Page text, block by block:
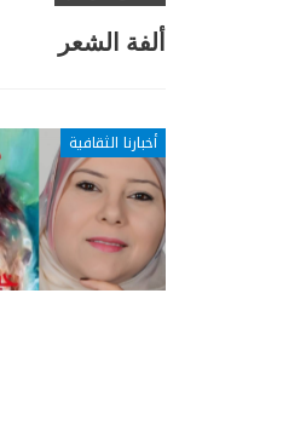
ألفة الشعر
أخبارنا الثقافية